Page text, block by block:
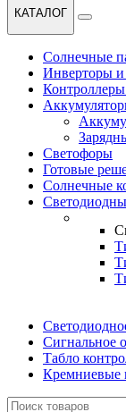
КАТАЛОГ
Солнечные
Инверторы
Контроллеры
Светофоры
Готовые
Солнечные
Сигнальное
Табло
Кремниевые
Найти: